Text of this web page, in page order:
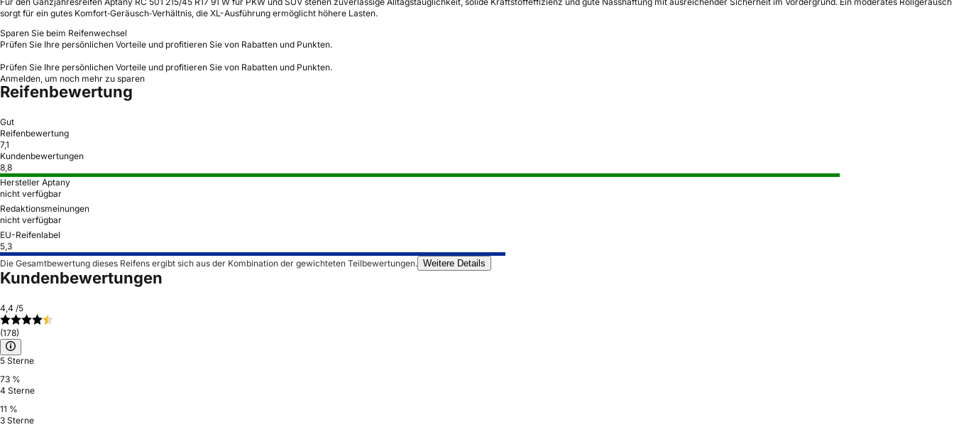
sorgt für ein gutes Komfort‑Geräusch‑Verhältnis, die XL-Ausführung ermöglicht höhere Lasten.
Sparen Sie beim Reifenwechsel
Prüfen Sie Ihre persönlichen Vorteile und profitieren Sie von Rabatten und Punkten.
Prüfen Sie Ihre persönlichen Vorteile und profitieren Sie von Rabatten und Punkten.
Anmelden, um noch mehr zu sparen
Reifenbewertung
Gut
Reifenbewertung
7,1
Kundenbewertungen
8,8
Hersteller Aptany
nicht verfügbar
Redaktionsmeinungen
nicht verfügbar
EU-Reifenlabel
5,3
Die Gesamtbewertung dieses Reifens ergibt sich aus der Kombination der gewichteten Teilbewertungen. Weitere Details
Kundenbewertungen
4,4 /5
(178)
5 Sterne
73 %
4 Sterne
11 %
3 Sterne